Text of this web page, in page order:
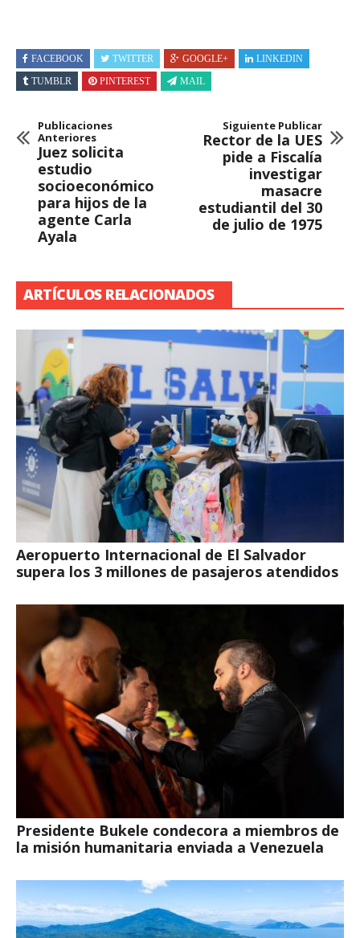
FACEBOOK TWITTER GOOGLE+
LINKEDIN
TUMBLR
PINTEREST MAIL
Publicaciones
Anteriores
Juez solicita
estudio
socioeconómico
para hijos de la
agente Carla
Ayala
Siguiente Publicar
Rector de la UES
pide a Fiscalía
investigar
masacre
estudiantil del 30
de julio de 1975
ARTÍCULOS RELACIONADOS
Aeropuerto Internacional de El Salvador
supera los 3 millones de pasajeros atendidos
Presidente Bukele condecora a miembros de
la misión humanitaria enviada a Venezuela